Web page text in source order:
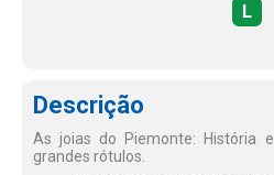
L
Descrição
As joias do Piemonte: História
grandes rótulos.